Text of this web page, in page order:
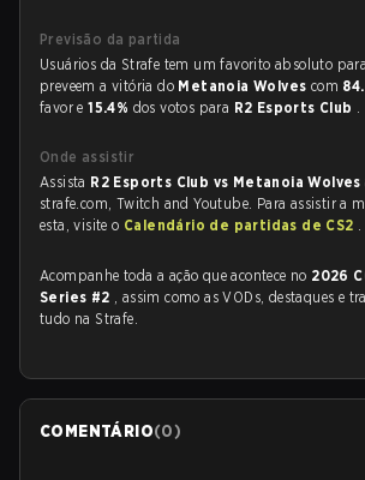
Previsão da partida
Usuários da Strafe tem um favorito absoluto
preveem a vitória do Metanoia Wolves com
favor e15.4% dos votos para R2 Esports Club .
Onde assistir
Assista R2 Esports Club vs Metanoia Wolves
strafe.com, Twitch and Youtube. Para assistir a
esta, visite o Calendário de partidas de CS2 .
Acompanhe toda a ação que acontece no 2026
Series #2 , assim como as VODs, destaques e
tudo na Strafe.
COMENTÁRIO(0)